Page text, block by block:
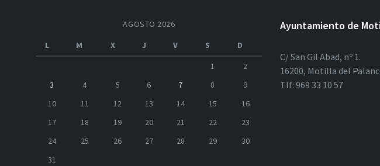
AGOSTO 2026
L
M X J V S
D
1
2
3
4 5 6 7 8
9
10
11 12 13 14 15
16
17
18 19 20 21 22
23
24
25 26 27 28 29
30
31
Ayuntamiento de
C/ San Gil Abad, nº 1.
16200, Motilla del
Tlf: 969 33 10 57